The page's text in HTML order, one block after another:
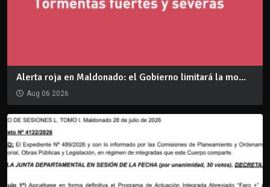
Alerta roja en Maldonado: el Gobierno limitará la mo...
Aug 06 2026